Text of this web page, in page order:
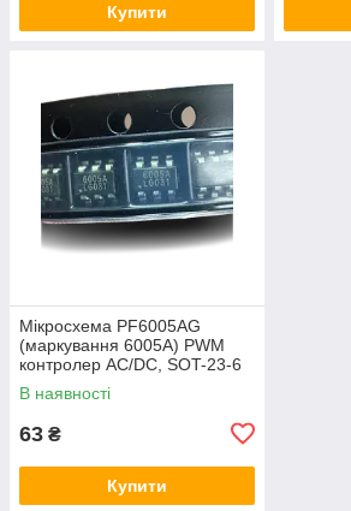
Купити
Мікросхема PF6005AG
(маркування 6005A) PWM
контролер AC/DC, SOT-23-6
В наявності
63 ₴
Купити